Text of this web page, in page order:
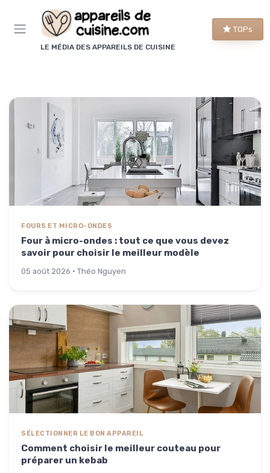
LE MÉDIA DES APPAREILS DE CUISINE
TOPs
FOURS ET MICRO-ONDES
Four à micro-ondes : tout ce que vous devez
savoir pour choisir le meilleur modèle
05 août 2026 · Théo Nguyen
SÉLECTIONNER LE BON APPAREIL
Comment choisir le meilleur couteau pour
préparer un kebab
Panneau de gestion des cookies